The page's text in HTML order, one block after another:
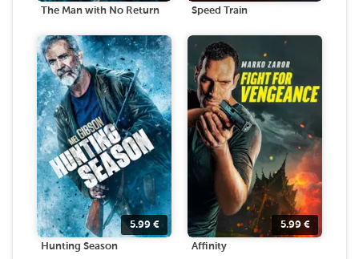
The Man with No Return Speed Train
5.99 €
Hunting Season
5.99 €
Affinity